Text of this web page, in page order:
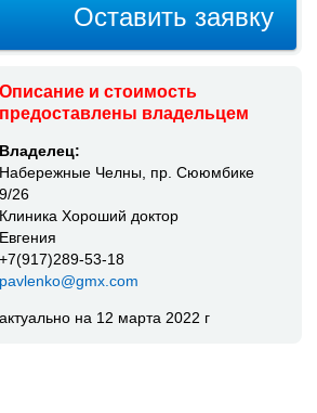
Оставить заявку
Описание и стоимость
предоставлены владельцем
Владелец:
Набережные Челны, пр. Сююмбике
9/26
Клиника Хороший доктор
Евгения
+7(917)289-53-18
pavlenko@gmx.com
актуально на 12 марта 2022 г